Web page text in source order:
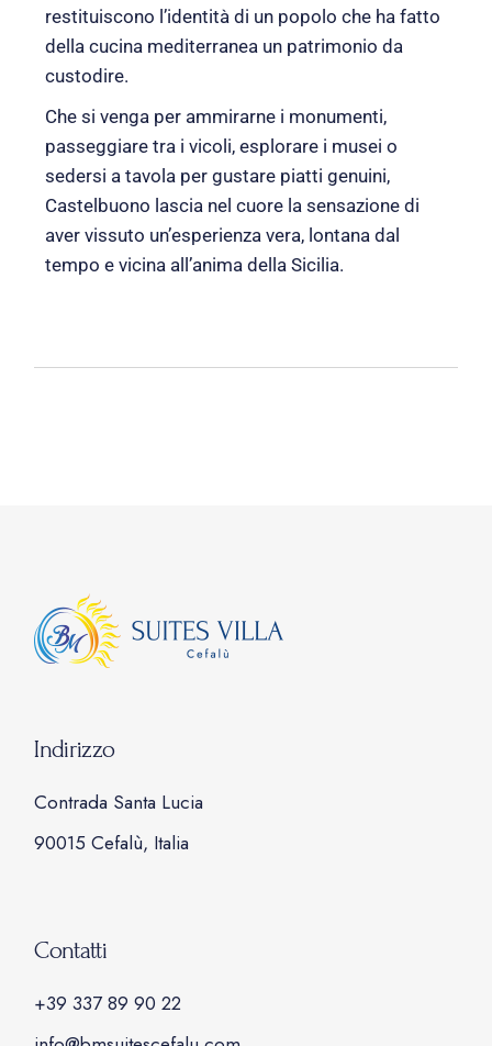
restituiscono l’identità di un popolo che ha fatto
della cucina mediterranea un patrimonio da
custodire.
Che si venga per ammirarne i monumenti,
passeggiare tra i vicoli, esplorare i musei o
sedersi a tavola per gustare piatti genuini,
Castelbuono lascia nel cuore la sensazione di
aver vissuto un’esperienza vera, lontana dal
tempo e vicina all’anima della Sicilia.
Indirizzo
Contrada Santa Lucia
90015 Cefalù, Italia
Contatti
+39 337 89 90 22